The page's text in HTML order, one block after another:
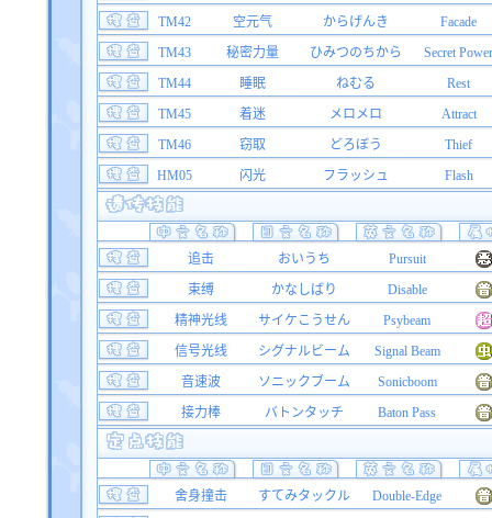
TM42
空元气 からげんき
Facade
TM43
秘密力量 ひみつのちから
Secret Power
TM44
睡眠 ねむる
Rest
TM45
着迷 メロメロ
Attract
TM46
窃取 どろぼう
Thief
HM05
闪光 フラッシュ Flash
追击 おいうち
Pursuit
束缚
かなしばり
Disable
精神光线
サイケこうせん
Psybeam
信号光线
シグナルビーム
Signal Beam
音速波
ソニックブーム
Sonicboom
接力棒
バトンタッチ Baton Pass
舍身撞击 すてみタックル
Double-Edge